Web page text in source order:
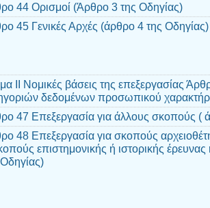
44 Ορισμοί (Άρθρο 3 της Οδηγίας)
45 Γενικές Αρχές (άρθρο 4 της Οδηγίας)
II Νομικές βάσεις της επεξεργασίας
δεδομένων προσωπικού
47 Επεξεργασία για άλλους σκοπούς (
48 Επεξεργασία για σκοπούς
επιστημονικής ή ιστορικής